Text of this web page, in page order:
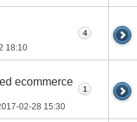
18:10
4
ecommerce
02-28 15:30
1